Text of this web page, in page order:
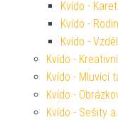
Kvído -
Kvído -
Kvído -
Kvído -
Kvído - Mluvící
Kvído -
Kvído - Sešity